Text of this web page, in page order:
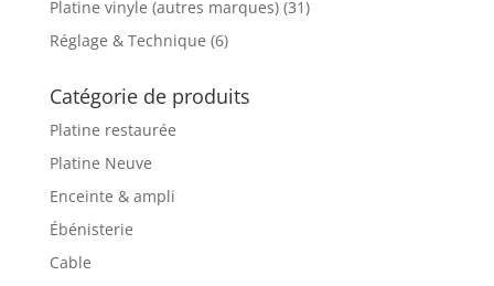
Platine vinyle (autres marques)(31)
Réglage & Technique (6)
Catégorie de produits
Platine restaurée
Platine Neuve
Enceinte & ampli
Ébénisterie
Cable